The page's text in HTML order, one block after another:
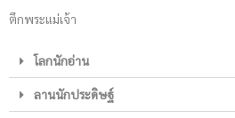
ตึกพระแม่เจ้า
โลกนักอ่าน
ลานนักประดิษฐ์